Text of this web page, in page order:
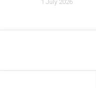
1 July 2026